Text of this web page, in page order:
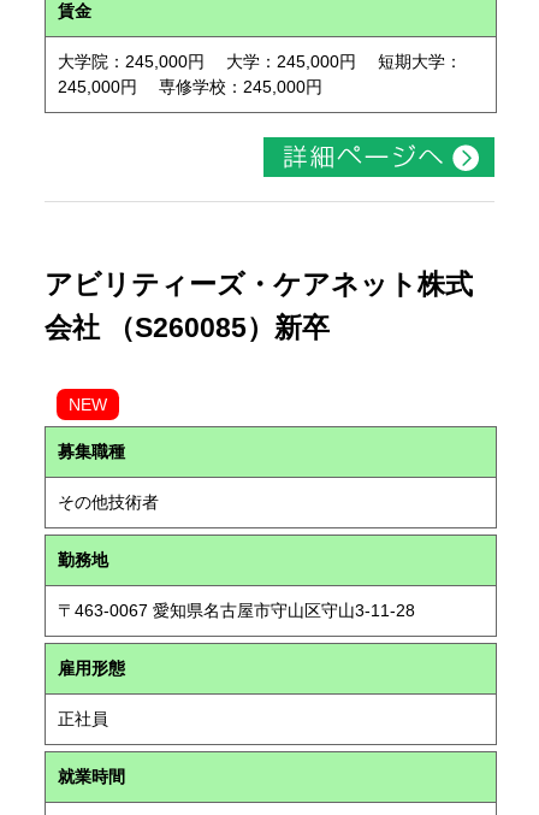
賃金
大学院：245,000円 大学：245,000円 短期大学：
245,000円 専修学校：245,000円
アビリティーズ・ケアネット株式
会社 （S260085）新卒
NEW
募集職種
その他技術者
勤務地
〒463-0067 愛知県名古屋市守山区守山3-11-28
雇用形態
正社員
就業時間